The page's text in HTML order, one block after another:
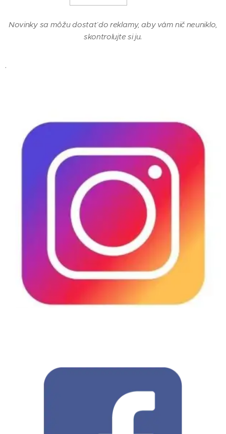
Novinky sa môžu dostať do reklamy, aby vám nič neuniklo,
skontrolujte si ju.
.